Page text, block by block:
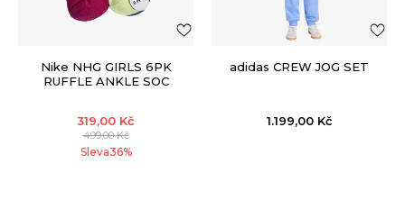
Nike NHG GIRLS 6PK
RUFFLE ANKLE SOC
319,00 Kč
499,00Kč
Sleva36%
adidas CREW JOG SET
1.199,00 Kč